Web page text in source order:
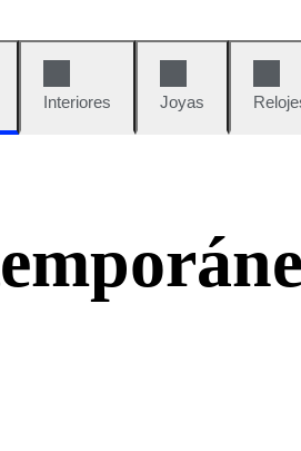
Interiores Joyas